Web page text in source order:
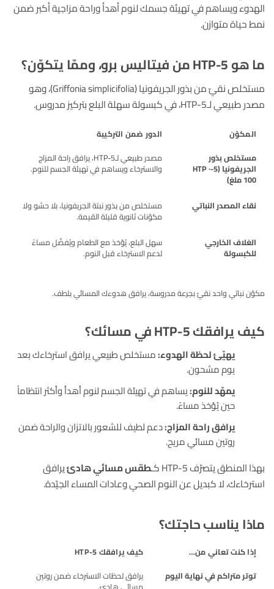
الهدوء ويساهم في تهيئة جسمك لنوم أهدأ وراحة مزاجية أكبر ضمن
نمط حياة متوازن.
ما هو 5-HTP من فيتاليس برو، وممّا يتكوّن؟
مستخلص نقيّ من بذور الجريفونيا (Griffonia simplicifolia)، وهو
مصدر طبيعي لـ5-HTP، في كبسولة سهلة البلع بتركيز مدروس.
المكوّن
الدور ضمن التركيبة
مستخلص بذور
الجريفونيا (5-HTP ·
100 ملغ)
مصدر طبيعي لـ5-HTP، يرافق راحة المزاج
والاسترخاء ويساهم في تهيئة الجسم للنوم.
نقاء المصدر النباتي مستخلص من بذور نبتة الجريفونيا، بلا حشو ولا
مكوّنات ثانوية قليلة القيمة.
الغلاف الخارجي
للكبسولة
سهل البلع، يُؤخذ مع الطعام ويُفضّل مساءً
لدعم الاسترخاء قبل النوم.
مكوّن نباتي واحد نقيّ بجرعة مدروسة، يرافق هدوءك المسائي بلطف.
كيف يرافقك 5-HTP في مسائك؟
يهيّئ لحظة الهدوء:مستخلص طبيعي يرافق استرخاءك بعد
يوم مشحون.
يمهّد للنوم:يساهم في تهيئة الجسم لنوم أهدأ وأكثر انتظاماً
حين يُؤخذ مساءً.
يرافق راحة المزاج:دعم لطيف للشعور بالاتزان والراحة ضمن
روتين مسائي مريح.
بهذا المنطق يتصرّف 5-HTP كـ
طقس مسائي هادئيرافق
استرخاءك، لا كبديل عن النوم الصحي وعادات المساء الجيّدة.
ماذا يناسب حاجتك؟
إذا كنت تعاني من…
كيف يرافقك 5-HTP
توتر متراكم في نهاية اليوم
يرافق لحظات الاسترخاء ضمن روتين